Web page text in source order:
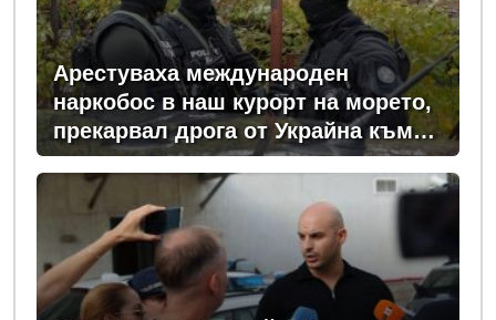
Арестуваха международен
наркобос в наш курорт на морето,
прекарвал дрога от Украйна към
ЕС